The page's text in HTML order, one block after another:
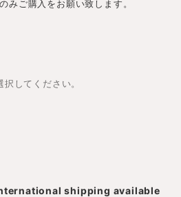
みご購入をお願い致します。
してください。
shipping available